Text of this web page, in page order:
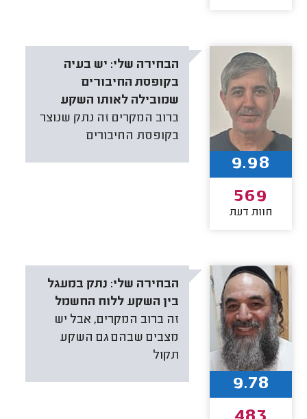
הבחירה שלי: יש בעיה
בקופסת החיבורים
שמובילה לאותו השקע
ברוב המקרים זה נתק שנוצר
בקופסת החיבורים
9.98
569
חוות דעת
הבחירה שלי: נתק במעגל
בין השקע ללוח החשמל
זה ברוב המקרים, אבל יש
מצבים שבהם גם השקע
תקול
9.78